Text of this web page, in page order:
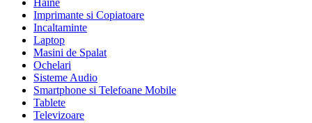
Haine
Imprimante si Copiatoare
Incaltaminte
Laptop
Masini de Spalat
Ochelari
Sisteme Audio
Smartphone si Telefoane Mobile
Tablete
Televizoare